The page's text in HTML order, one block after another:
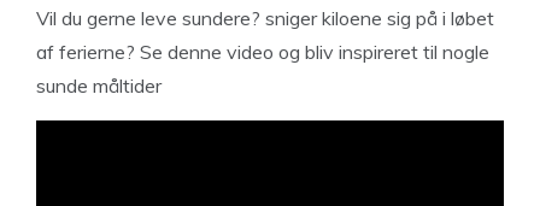
Vil du gerne leve sundere? sniger kiloene sig på i løbet
af ferierne? Se denne video og bliv inspireret til nogle
sunde måltider